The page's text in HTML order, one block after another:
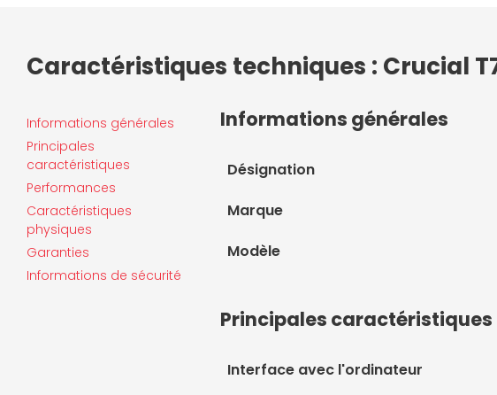
Caractéristiques techniques : Crucial
Informations générales
Principales
caractéristiques
Performances
Caractéristiques
physiques
Garanties
Informations de sécurité
Informations générales
Désignation
Marque
Modèle
Principales caractéristiques
Interface avec l'ordinateur